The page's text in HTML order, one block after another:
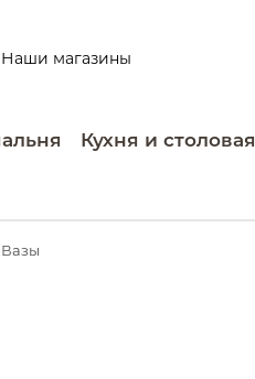
Наши магазины
Кухня и столовая
Вазы